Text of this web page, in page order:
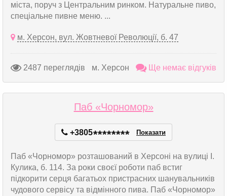
міста, поруч з Центральним ринком. Натуральне пиво,
спеціальне пивне меню. ...
м. Херсон, вул. Жовтневої Революції, б. 47
2487 переглядів м. Херсон Ще немає відгуків
Паб «Чорномор»
+3805******** Показати
Паб «Чорномор» розташований в Херсоні на вулиці І.
Кулика, б. 114. За роки своєї роботи паб встиг
підкорити серця багатьох пристрасних шанувальників
чудового сервісу та відмінного пива. Паб «Чорномор»